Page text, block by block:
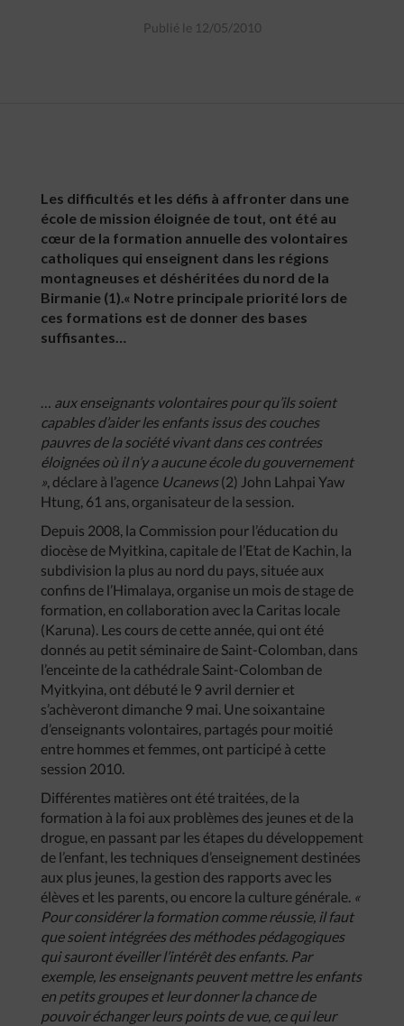
Publié le 12/05/2010
Les difficultés et les défis à affronter dans une
école de mission éloignée de tout, ont été au
cœur de la formation annuelle des volontaires
catholiques qui enseignent dans les régions
montagneuses et déshéritées du nord de la
Birmanie (1).« Notre principale priorité lors de
ces formations est de donner des bases
suffisantes…
… aux enseignants volontaires pour qu’ils soient
capables d’aider les enfants issus des couches
pauvres de la société vivant dans ces contrées
éloignées où il n’y a aucune école du gouvernement
», déclare à l’agence Ucanews(2) John Lahpai Yaw
Htung, 61 ans, organisateur de la session.
Depuis 2008, la Commission pour l’éducation du
diocèse de Myitkina, capitale de l’Etat de Kachin, la
subdivision la plus au nord du pays, située aux
confins de l’Himalaya, organise un mois de stage de
formation, en collaboration avec la Caritas locale
(Karuna). Les cours de cette année, qui ont été
donnés au petit séminaire de Saint-Colomban, dans
l’enceinte de la cathédrale Saint-Colomban de
Myitkyina, ont débuté le 9 avril dernier et
s’achèveront dimanche 9 mai. Une soixantaine
d’enseignants volontaires, partagés pour moitié
entre hommes et femmes, ont participé à cette
session 2010.
Différentes matières ont été traitées, de la
formation à la foi aux problèmes des jeunes et de la
drogue, en passant par les étapes du développement
de l’enfant, les techniques d’enseignement destinées
aux plus jeunes, la gestion des rapports avec les
élèves et les parents, ou encore la culture générale. «
Pour considérer la formation comme réussie, il faut
que soient intégrées des méthodes pédagogiques
qui sauront éveiller l’intérêt des enfants. Par
exemple, les enseignants peuvent mettre les enfants
en petits groupes et leur donner la chance de
pouvoir échanger leurs points de vue, ce qui leur